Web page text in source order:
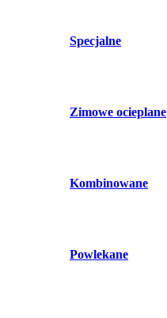
Specjalne
Zimowe ocieplane
Kombinowane
Powlekane